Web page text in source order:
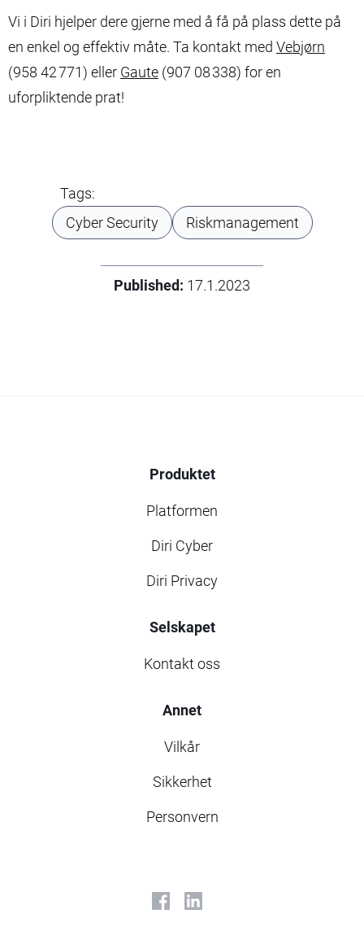
Vi i Diri hjelper dere gjerne med å få på plass dette på
en enkel og effektiv måte. Ta kontakt med Vebjørn
(958 42 771) eller Gaute (907 08 338) for en
uforpliktende prat!
Tags:
Cyber Security
Riskmanagement
Published: 17.1.2023
Produktet
Platformen
Diri Cyber
Diri Privacy
Selskapet
Kontakt oss
Annet
Vilkår
Sikkerhet
Personvern